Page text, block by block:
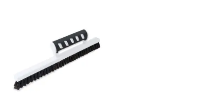
Leverantörens artikelnummer:
16044